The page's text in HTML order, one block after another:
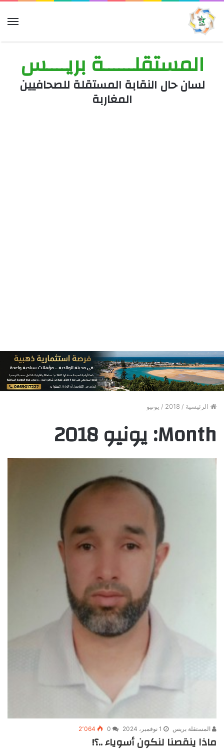
المستقلــــــة بريــــس
لسان حال النقابة المستقلة للصحافيين
المغاربة
الرئيسية /
2018
/ يونيو
Month: يونيو 2018
المستقلة بريس 1 نوفمبر، 2024 0 2٬064
ماذا ينقصنا لنكون أسوياء ..؟!